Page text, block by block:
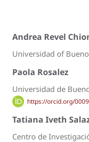
Andrea Revel
Universidad of
Paola Rosalez
Universidad de
https://orcid.org/
Tatiana Iveth
Centro de